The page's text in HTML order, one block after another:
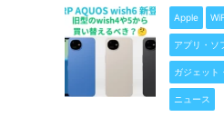
Apple
アプリ・ソ
ガジェット
ニュース